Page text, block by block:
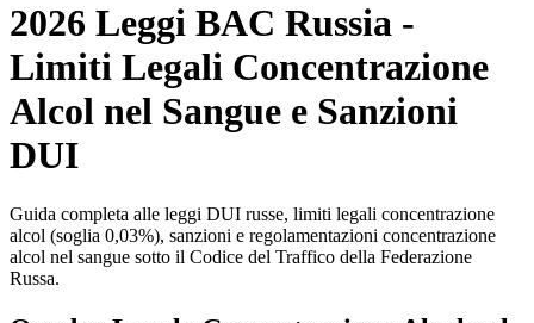
2026 Leggi BAC Russia -
Limiti Legali Concentrazione
Alcol nel Sangue e Sanzioni
DUI
Guida completa alle leggi DUI russe, limiti legali concentrazione
alcol (soglia 0,03%), sanzioni e regolamentazioni concentrazione
alcol nel sangue sotto il Codice del Traffico della Federazione
Russa.